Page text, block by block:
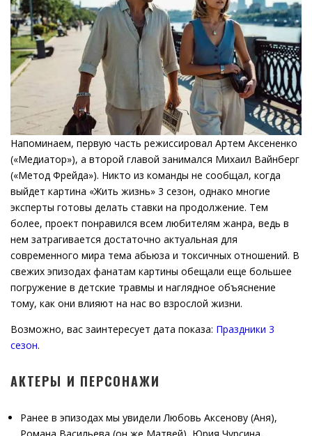
Напоминаем, первую часть режиссировал Артем Аксененко
(«Медиатор»), а второй главой занимался Михаил Вайнберг
(«Метод Фрейда»). Никто из команды не сообщал, когда
выйдет картина «Жить жизнь» 3 сезон, однако многие
эксперты готовы делать ставки на продолжение. Тем
более, проект понравился всем любителям жанра, ведь в
нем затрагивается достаточно актуальная для
современного мира тема абьюза и токсичных отношений. В
свежих эпизодах фанатам картины обещали еще большее
погружение в детские травмы и наглядное объяснение
тому, как они влияют на нас во взрослой жизни.
Возможно, вас заинтересует дата показа: Праздники 3
сезон.
АКТЕРЫ И ПЕРСОНАЖИ
Ранее в эпизодах мы увидели Любовь Аксенову (Аня),